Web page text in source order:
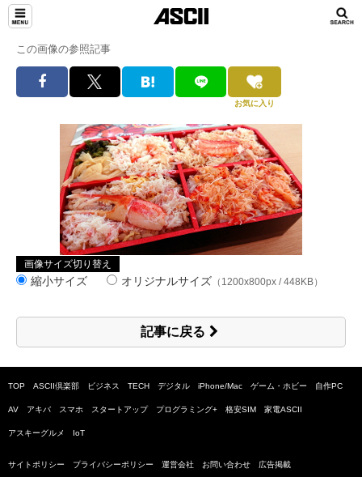
この画像の参照記事
お気に入り
画像サイズ切り替え
縮小サイズ オリジナルサイズ （1200x800px / 448KB）
記事に戻る
TOP ASCII倶楽部 ビジネス TECH デジタル iPhone/Mac ゲーム・ホビー 自作PC
AV アキバ スマホ スタートアップ プログラミング+ 格安SIM 家電ASCII
アスキーグルメ IoT
サイトポリシー プライバシーポリシー 運営会社 お問い合わせ 広告掲載